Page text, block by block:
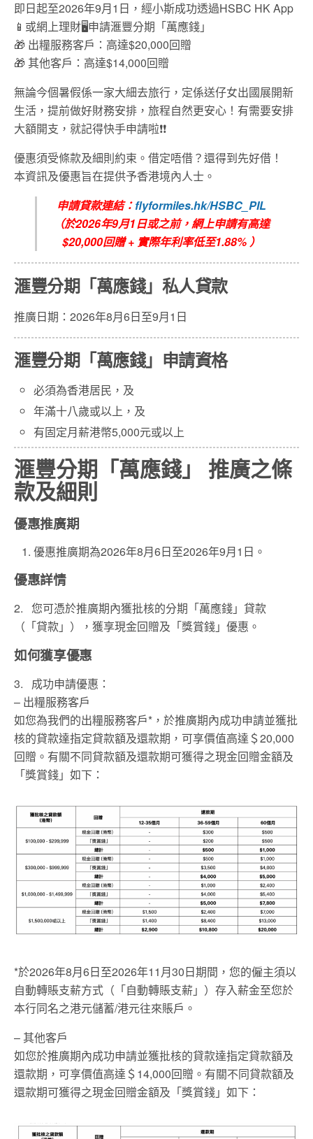
即日起至2026年9月1日，經小斯成功透過HSBC HK App
📱 或網上理財🖥️申請滙豐分期「萬應錢」
🎁 出糧服務客戶：高達$20,000回贈
🎁 其他客戶：高達$14,000回贈
無論今個暑假係一家大細去旅行，定係送仔女出國展開新
生活，提前做好財務安排，旅程自然更安心！有需要安排
大額開支，就記得快手申請啦❗❗
優惠須受條款及細則約束。借定唔借？還得到先好借！
本資訊及優惠旨在提供予香港境內人士。
申請貸款連結：flyformiles.hk/HSBC_PIL
（於2026年9月1日或之前，網上申請有高達
$20,000回贈 + 實際年利率低至1.88% ）
滙豐分期「萬應錢」私人貸款
推廣日期：2026年8月6日至9月1日
滙豐分期「萬應錢」申請資格
必須為香港居民，及
年滿十八歲或以上，及
有固定月薪港幣5,000元或以上
滙豐分期「萬應錢」 推廣之條
款及細則
優惠推廣期
優惠推廣期為2026年8月6日至2026年9月1日。
優惠詳情
2. 您可憑於推廣期內獲批核的分期「萬應錢」貸款
（「貸款」），獲享現金回贈及「獎賞錢」優惠。
如何獲享優惠
3. 成功申請優惠：
– 出糧服務客戶
如您為我們的出糧服務客戶*，於推廣期內成功申請並獲批
核的貸款達指定貸款額及還款期，可享價值高達＄20,000
回贈。有關不同貸款額及還款期可獲得之現金回贈金額及
「獎賞錢」如下：
*於2026年8月6日至2026年11月30日期間，您的僱主須以
自動轉賬支薪方式（「自動轉賬支薪」）存入薪金至您於
本行同名之港元儲蓄/港元往來賬戶。
– 其他客戶
如您於推廣期內成功申請並獲批核的貸款達指定貸款額及
還款期，可享價值高達＄14,000回贈。有關不同貸款額及
還款期可獲得之現金回贈金額及「獎賞錢」如下：